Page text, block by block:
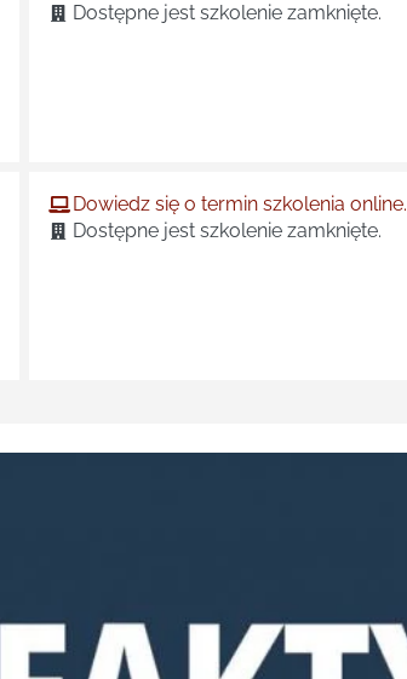
Dostępne jest szkolenie zamknięte.
Dowiedz się o termin szkolenia online.
Dostępne jest szkolenie zamknięte.